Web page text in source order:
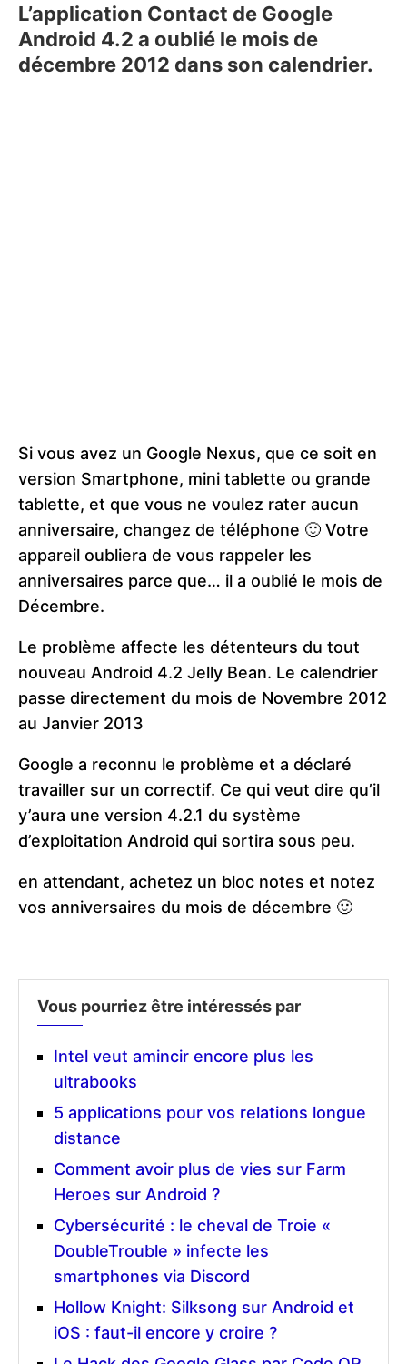
L’application Contact de Google
Android 4.2 a oublié le mois de
décembre 2012 dans son calendrier.
Si vous avez un Google Nexus, que ce soit en
version Smartphone, mini tablette ou grande
tablette, et que vous ne voulez rater aucun
anniversaire, changez de téléphone 🙂 Votre
appareil oubliera de vous rappeler les
anniversaires parce que… il a oublié le mois de
Décembre.
Le problème affecte les détenteurs du tout
nouveau Android 4.2 Jelly Bean. Le calendrier
passe directement du mois de Novembre 2012
au Janvier 2013
Google a reconnu le problème et a déclaré
travailler sur un correctif. Ce qui veut dire qu’il
y’aura une version 4.2.1 du système
d’exploitation Android qui sortira sous peu.
en attendant, achetez un bloc notes et notez
vos anniversaires du mois de décembre 🙂
Vous pourriez être intéressés par
Intel veut amincir encore plus les
ultrabooks
5 applications pour vos relations longue
distance
Comment avoir plus de vies sur Farm
Heroes sur Android ?
Cybersécurité : le cheval de Troie «
DoubleTrouble » infecte les
smartphones via Discord
Hollow Knight: Silksong sur Android et
iOS : faut-il encore y croire ?